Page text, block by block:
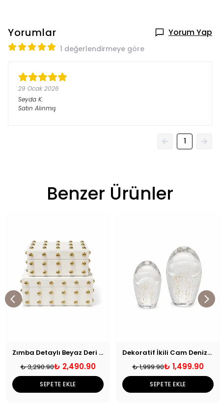
Yorumlar Yorum Yap
1 değerlendirmeye göre
29 Ocak 2026
Seyda K.
Satın Alınmış
1
Benzer Ürünler
Zımba Detaylı Beyaz Deri Kutu Seti
₺ 3,290.90₺ 2,490.90
SEPETE EKLE
Dekoratif İkili Cam Denizanası Obje Şeffaf
₺ 1,999.90₺ 1,499.90
SEPETE EKLE